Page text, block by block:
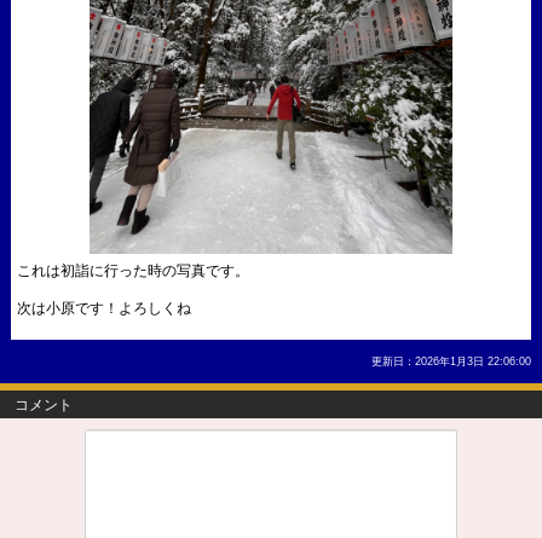
これは初詣に行った時の写真です。
次は小原です！よろしくね
更新日：2026年1月3日 22:06:00
コメント